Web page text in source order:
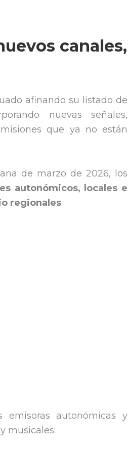
canales,
afinando su listado de
nuevas señales,
que ya no están
de marzo de 2026, los
autonómicos, locales e
regionales.
emisoras autonómicas y
musicales: